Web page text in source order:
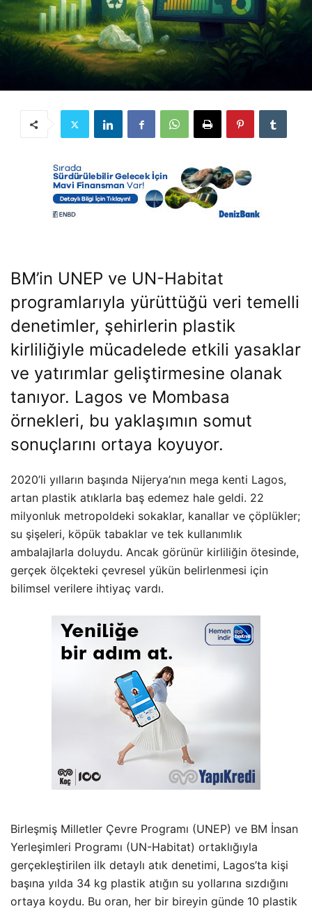
BM’in UNEP ve UN-Habitat
programlarıyla yürüttüğü veri temelli
denetimler, şehirlerin plastik
kirliliğiyle mücadelede etkili yasaklar
ve yatırımlar geliştirmesine olanak
tanıyor. Lagos ve Mombasa
örnekleri, bu yaklaşımın somut
sonuçlarını ortaya koyuyor.
2020’li yılların başında Nijerya’nın mega kenti Lagos,
artan plastik atıklarla baş edemez hale geldi. 22
milyonluk metropoldeki sokaklar, kanallar ve çöplükler;
su şişeleri, köpük tabaklar ve tek kullanımlık
ambalajlarla doluydu. Ancak görünür kirliliğin ötesinde,
gerçek ölçekteki çevresel yükün belirlenmesi için
bilimsel verilere ihtiyaç vardı.
Birleşmiş Milletler Çevre Programı (UNEP) ve BM İnsan
Yerleşimleri Programı (UN-Habitat) ortaklığıyla
gerçekleştirilen ilk detaylı atık denetimi, Lagos’ta kişi
başına yılda 34 kg plastik atığın su yollarına sızdığını
ortaya koydu. Bu oran, her bir bireyin günde 10 plastik